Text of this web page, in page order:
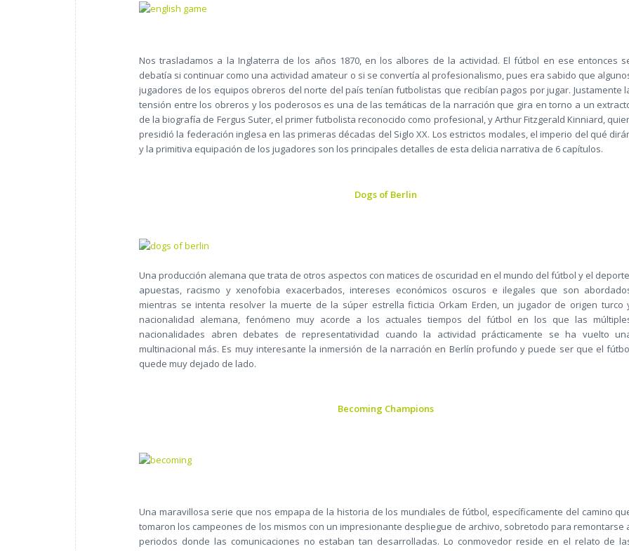
Nos trasladamos a la Inglaterra de los años 1870, en los albores de la actividad. El fútbol en ese entonces
debatía si continuar como una actividad amateur o si se convertía al profesionalismo, pues era sabido que
jugadores de los equipos obreros del norte del país tenían futbolistas que recibían pagos por jugar. Justamente
tensión entre los obreros y los poderosos es una de las temáticas de la narración que gira en torno a un
de la biografía de Fergus Suter, el primer futbolista reconocido como profesional, y Arthur Fitzgerald Kinniard,
presidió la federación inglesa en las primeras décadas del Siglo XX. Los estrictos modales, el imperio del qué
y la primitiva equipación de los jugadores son los principales detalles de esta delicia narrativa de 6 capítulos.
Dogs of Berlin
Una producción alemana que trata de otros aspectos con matices de oscuridad en el mundo del fútbol y el
apuestas, racismo y xenofobia exacerbados, intereses económicos oscuros e ilegales que son
mientras se intenta resolver la muerte de la súper estrella ficticia Orkam Erden, un jugador de origen turco
nacionalidad alemana, fenómeno muy acorde a los actuales tiempos del fútbol en los que las
nacionalidades abren debates de representatividad cuando la actividad prácticamente se ha vuelto
multinacional más. Es muy interesante la inmersión de la narración en Berlín profundo y puede ser que el
quede muy dejado de lado.
Becoming Champions
Una maravillosa serie que nos empapa de la historia de los mundiales de fútbol, específicamente del camino
tomaron los campeones de los mismos con un impresionante despliegue de archivo, sobretodo para remontarse
periodos donde las comunicaciones no estaban tan desarrolladas. Lo conmovedor reside en el relato de